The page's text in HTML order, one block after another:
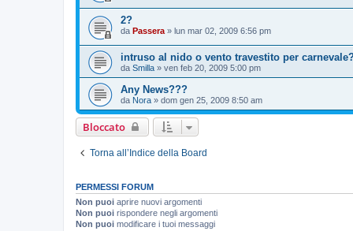
2?
da Passera » lun mar 02, 2009 6:56 pm
intruso al nido o vento travestito per
da Smilla » ven feb 20, 2009 5:00 pm
Any News???
da Nora » dom gen 25, 2009 8:50 am
Bloccato
Torna all’Indice della Board
PERMESSI FORUM
Non puoi aprire nuovi argomenti
Non puoi rispondere negli argomenti
Non puoi modificare i tuoi messaggi